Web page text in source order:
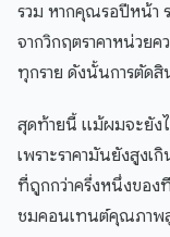
รวม หากคุณรอปีหน้า
จากวิกฤตราคาหน่วย
ทุกราย ดังนั้นการตัด
สุดท้ายนี้ แม้ผมจะยัง
เพราะราคามันยังสูงเ
ที่ถูกกว่าครึ่งหนึ่งของ
ชมคอนเทนต์คุณภาพ